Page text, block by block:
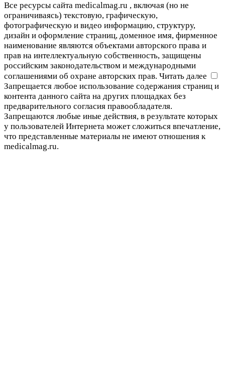
Все ресурсы сайта medicalmag.ru , включая (но не
ограничиваясь) текстовую, графическую,
фотографическую и видео информацию, структуру,
дизайн и оформление страниц, доменное имя, фирменное
наименование являются объектами авторского права и
прав на интеллектуальную собственность, защищены
российским законодательством и международными
соглашениями об охране авторских прав. Читать далее
Запрещается любое использование содержания страниц и
контента данного сайта на других площадках без
предварительного согласия правообладателя.
Запрещаются любые иные действия, в результате которых
у пользователей Интернета может сложиться впечатление,
что представленные материалы не имеют отношения к
medicalmag.ru.